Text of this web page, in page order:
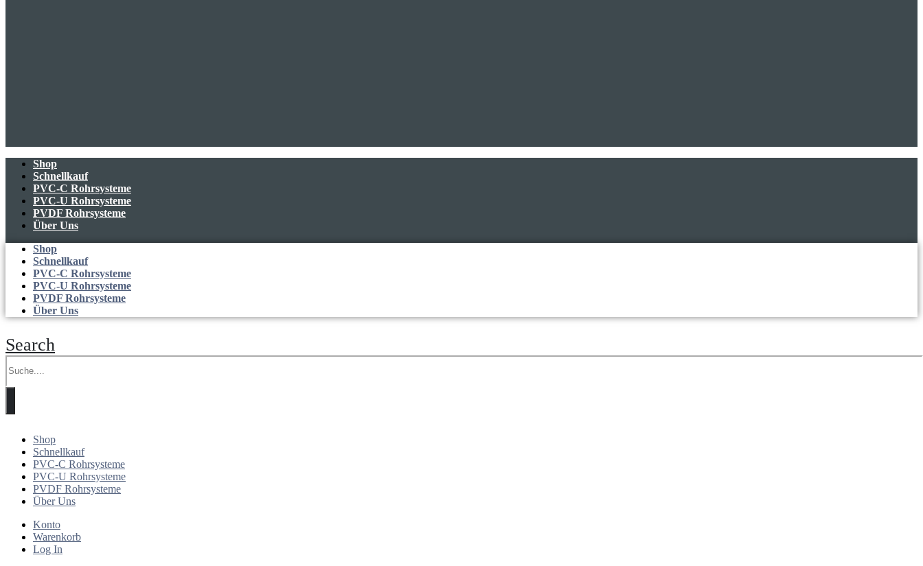
Shop
Schnellkauf
PVC-C Rohrsysteme
PVC-U Rohrsysteme
PVDF Rohrsysteme
Über Uns
Shop
Schnellkauf
PVC-C Rohrsysteme
PVC-U Rohrsysteme
PVDF Rohrsysteme
Über Uns
Search
Shop
Schnellkauf
PVC-C Rohrsysteme
PVC-U Rohrsysteme
PVDF Rohrsysteme
Über Uns
Konto
Warenkorb
Log In